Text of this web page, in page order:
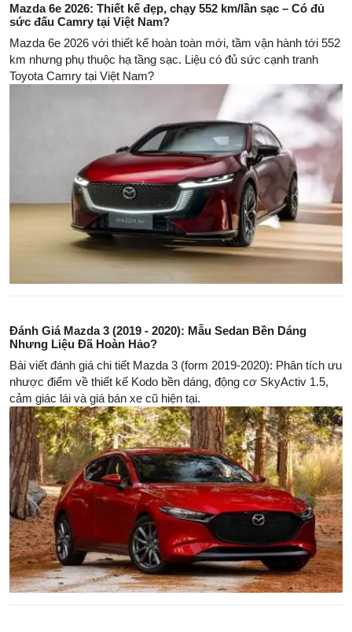
Mazda 6e 2026: Thiết kế đẹp, chạy 552 km/lần sạc – Có đủ
sức đấu Camry tại Việt Nam?
Mazda 6e 2026 với thiết kế hoàn toàn mới, tầm vận hành tới 552
km nhưng phụ thuộc hạ tầng sạc. Liệu có đủ sức cạnh tranh
Toyota Camry tại Việt Nam?
Đánh Giá Mazda 3 (2019 - 2020): Mẫu Sedan Bền Dáng
Nhưng Liệu Đã Hoàn Hảo?
Bài viết đánh giá chi tiết Mazda 3 (form 2019-2020): Phân tích ưu
nhược điểm về thiết kế Kodo bền dáng, động cơ SkyActiv 1.5,
cảm giác lái và giá bán xe cũ hiện tại.